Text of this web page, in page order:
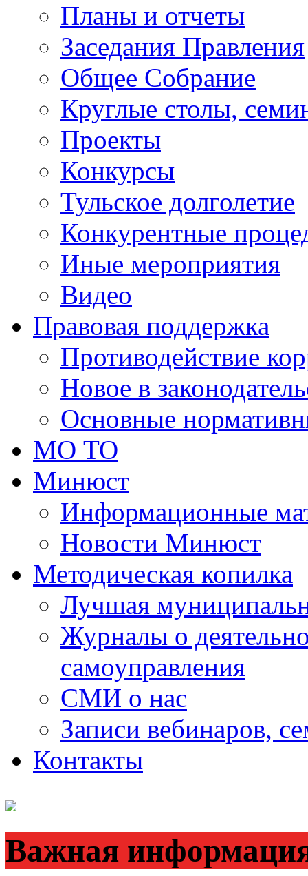
Планы и отчеты
Заседания Правления
Общее Собрание
Круглые столы,
Проекты
Конкурсы
Тульское долголетие
Конкурентные
Иные мероприятия
Видео
Правовая поддержка
Противодействие
Новое в
Основные
МО ТО
Минюст
Информационные
Новости Минюст
Методическая копилка
Лучшая
Журналы о
самоуправления
СМИ о нас
Записи вебинаров,
Контакты
Важная